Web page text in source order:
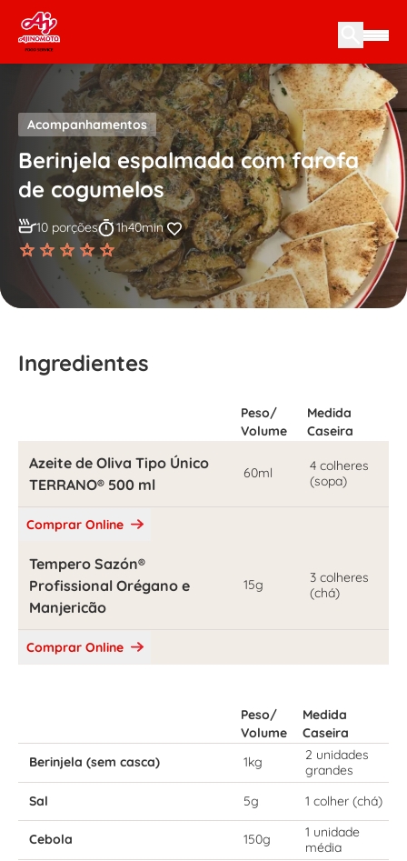
Skip to content
Acompanhamentos
Berinjela espalmada com farofa
de cogumelos
10 porções 1h40min
Ingredientes
Peso/
Volume
Medida
Caseira
Azeite de Oliva Tipo Único
TERRANO® 500 ml
60ml
4 colheres
(sopa)
Comprar Online
Tempero Sazón®
Profissional Orégano e
Manjericão
15g
3 colheres
(chá)
Comprar Online
Peso/
Volume
Medida
Caseira
Berinjela (sem casca)
1kg
2 unidades
grandes
Sal
5g 1 colher (chá)
Cebola 150g
1 unidade
média